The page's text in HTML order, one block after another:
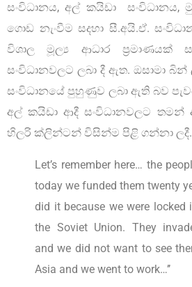
සංවිධානය, අල් කයිඩා සංවිධානය,
ගොඩ නැංවීම සදහා සී.අයි.ඒ.
විශාල මූල්‍ය ආධාර
සංවිධානවලට ලබා දී ඇත. ඔසාමා
සංවිධානයේ පුහුණුව ලබා ඇති බව
අල් කයිඩා ආදී සංවිධානවලට තමන්
හිලරි ක්ලින්ටන් විසින්ම පිළි ගන්නා ලදී.
Let’s remember here… the
today we funded them twenty
did it because we were locked
the Soviet Union. They
and we did not want to see
Asia and we went to work…’’